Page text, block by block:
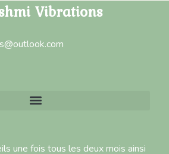
Vibrations
une fois tous les deux mois ainsi